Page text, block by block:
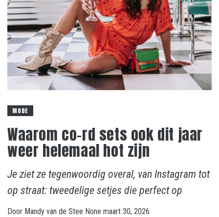
MODE
Waarom co-rd sets ook dit jaar
weer helemaal hot zijn
Je ziet ze tegenwoordig overal, van Instagram tot
op straat: tweedelige setjes die perfect op
Door Mandy van de Stee None maart 30, 2026